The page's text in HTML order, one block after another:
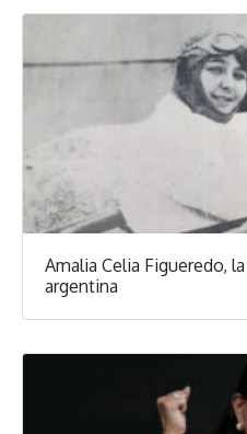
Amalia Celia Figueredo,
argentina